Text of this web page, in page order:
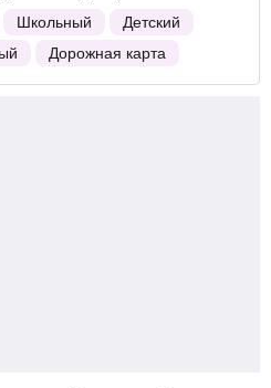
Школьный
Детский
Дорожная карта